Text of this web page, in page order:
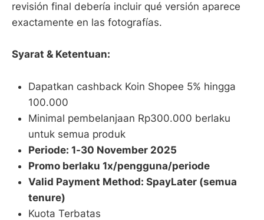
revisión final debería incluir qué versión aparece
exactamente en las fotografías.
Syarat & Ketentuan:
Dapatkan cashback Koin Shopee 5% hingga
100.000
Minimal pembelanjaan Rp300.000 berlaku
untuk semua produk
Periode: 1-30 November 2025
Promo berlaku 1x/pengguna/periode
Valid Payment Method: SpayLater (semua
tenure)
Kuota Terbatas